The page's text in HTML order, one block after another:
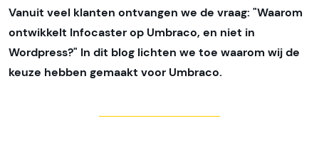
Vanuit veel klanten ontvangen we de vraag: "Waarom
ontwikkelt Infocaster op Umbraco, en niet in
Wordpress?" In dit blog lichten we toe waarom wij de
keuze hebben gemaakt voor Umbraco.